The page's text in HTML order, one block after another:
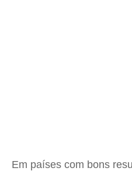
Em países com bons